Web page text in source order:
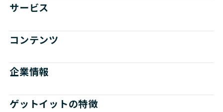
サービス
コンテンツ
企業情報
ゲットイットの特徴